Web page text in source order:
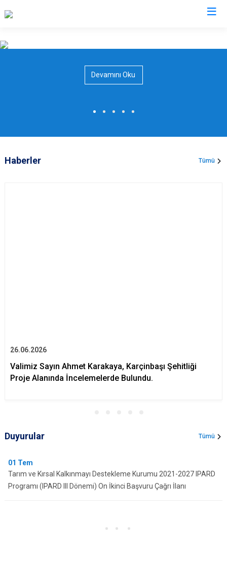
Devamını Oku
Haberler Tümü
26.06.2026
Valimiz Sayın Ahmet Karakaya, Karçinbaşı Şehitliği
Proje Alanında İncelemelerde Bulundu.
Duyurular Tümü
01 Tem
Tarım ve Kırsal Kalkınmayı Destekleme Kurumu 2021-2027 IPARD
Programı (IPARD III Dönemi) On İkinci Başvuru Çağrı İlanı